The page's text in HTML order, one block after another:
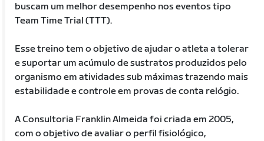
buscam um melhor desempenho nos eventos tipo
Team Time Trial (TTT).
Esse treino tem o objetivo de ajudar o atleta a tolerar
e suportar um acúmulo de sustratos produzidos pelo
organismo em atividades sub máximas trazendo mais
estabilidade e controle em provas de conta relógio.
A Consultoria Franklin Almeida foi criada em 2005,
com o objetivo de avaliar o perfil fisiológico,